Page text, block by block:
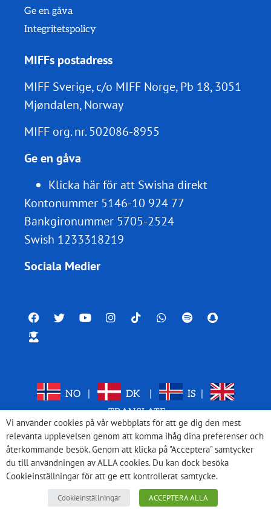
Ge en gåva
Integritetspolicy
MIFFs postadress
MIFF Sverige, c/o MIFF Norge, Pb 18, 3051
Mjøndalen, Norway
MIFF org. nr.502086-8955
Ge en gåva
Klicka här för att Swisha direkt
Kontonummer 5146-10 924 77
Bankgironummer 5705-2524
Swish 1233318219
Sociala Medier
NO DK IS
TRANSLATE
© 2026 Med Israel för fred
Vi använder cookies på vår webbplats för att ge dig den mest
relevanta upplevelsen genom att komma ihåg dina preferenser och
återkommande besök. Genom att klicka på "Acceptera" samtycker
du till användningen av ALLA cookies. Du kan dock besöka
Cookieinställningar för att ge ett kontrollerat samtycke.
Cookieinställningar ACCEPTERA ALLA